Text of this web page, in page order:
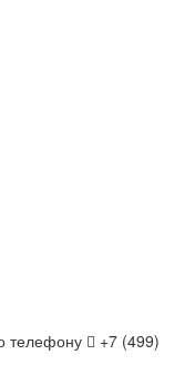
телефону
+7 (499)